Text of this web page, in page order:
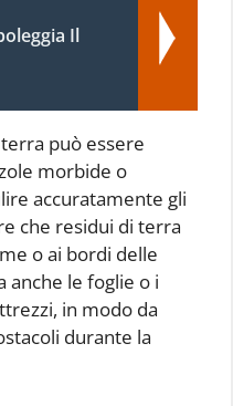
Il
può essere
morbide o
accuratamente gli
che residui di terra
o ai bordi delle
anche le foglie o i
in modo da
durante la